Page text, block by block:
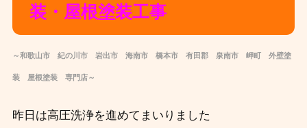
装・屋根塗装工事
～和歌山市 紀の川市 岩出市 海南市 橋本市 有田郡 泉南市 岬町 外壁塗
装 屋根塗装 専門店～
昨日は高圧洗浄を進めてまいりました